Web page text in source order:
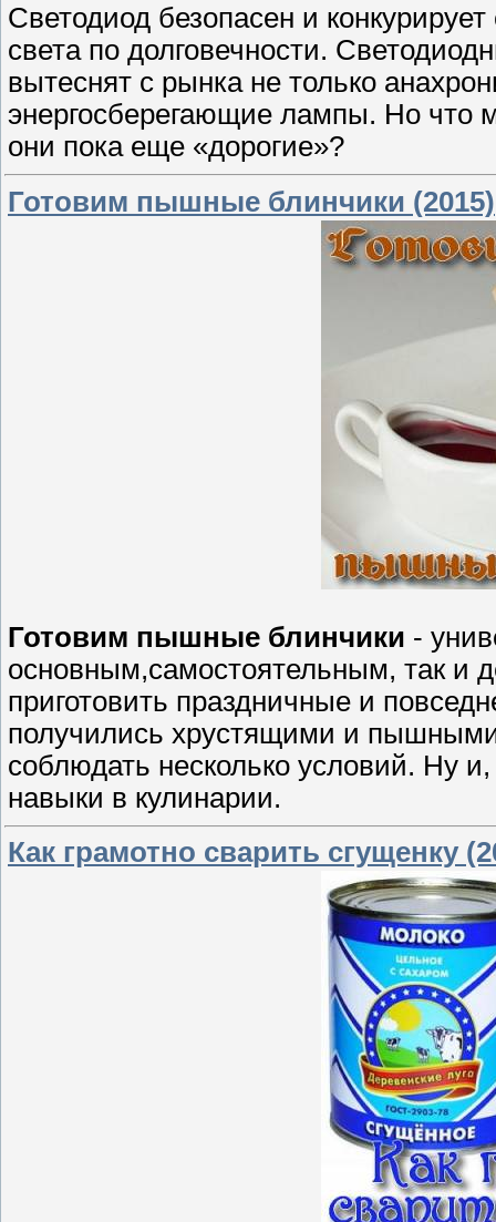
Светодиод безопасен и
света по долговечности.
вытеснят с рынка не только
энергосберегающие лампы. Но что
они пока еще «дорогие»?
Готовим пышные блинчики (2015)
Готовим пышные блинчики -
основным,самостоятельным, так и
приготовить праздничные и
получились хрустящими и
соблюдать несколько условий. Ну
навыки в кулинарии.
Как грамотно сварить сгущенку